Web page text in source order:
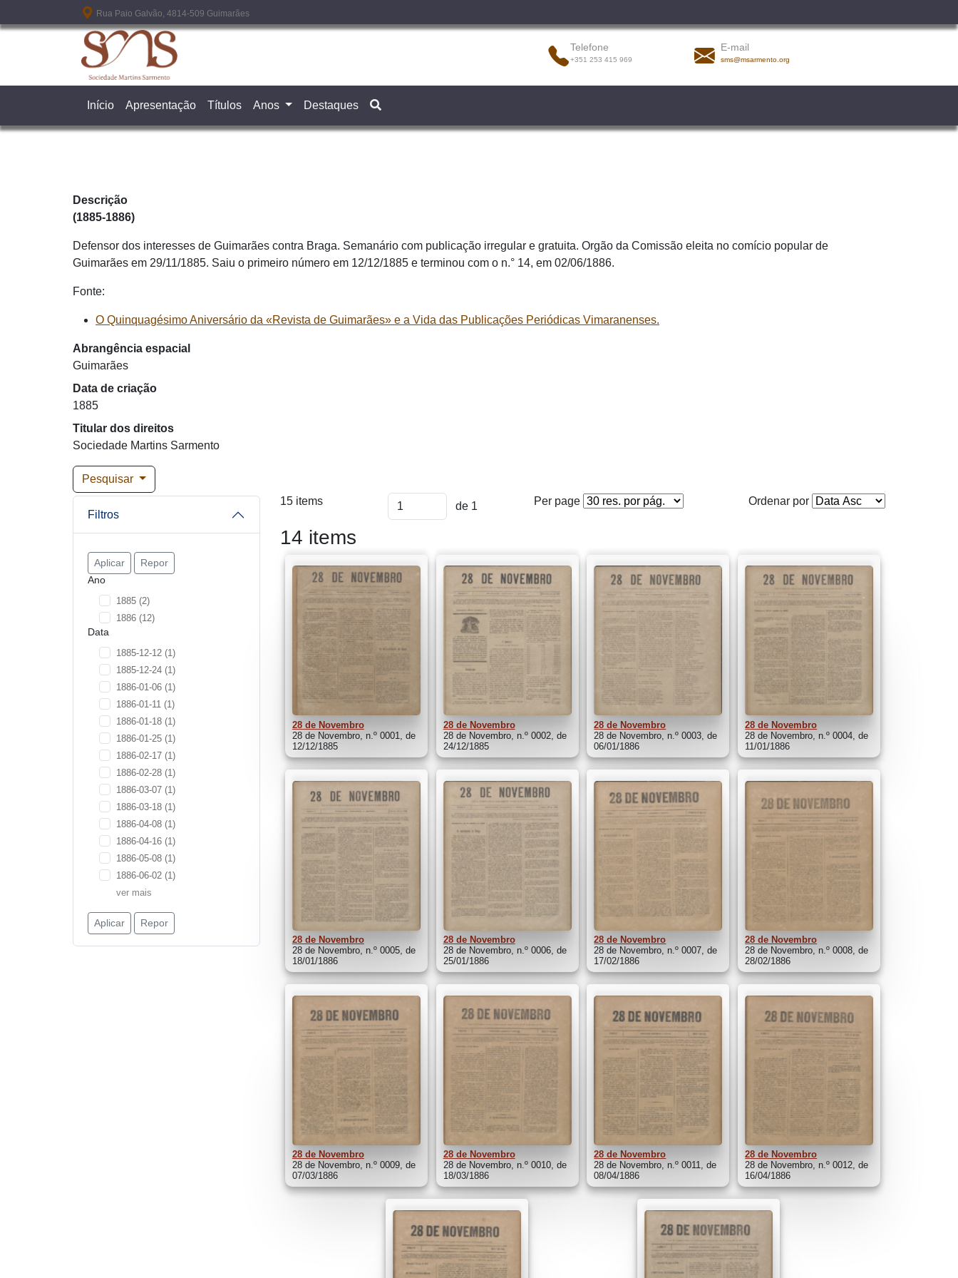
Passar para o conteúdo principalRua Paio Galvão, 4814-509 Guimarães
Telefone
+351 253 415 969
E-mail
sms@msarmento.org
Início Apresentação Títulos Anos Destaques
Descrição
(1885-1886)
Defensor dos interesses de Guimarães contra Braga. Semanário com publicação irregular e gratuita. Orgão da Comissão eleita no comício popular de
Guimarães em 29/11/1885. Saiu o primeiro número em 12/12/1885 e terminou com o n.° 14, em 02/06/1886.
Fonte:
O Quinquagésimo Aniversário da «Revista de Guimarães» e a Vida das Publicações Periódicas Vimaranenses.
Abrangência espacial
Guimarães
Data de criação
1885
Titular dos direitos
Sociedade Martins Sarmento
Pesquisar
Filtros
Aplicar
Repor
Ano
1885 (2)
1886 (12)
Data
1885-12-12 (1)
1885-12-24 (1)
1886-01-06 (1)
1886-01-11 (1)
1886-01-18 (1)
1886-01-25 (1)
1886-02-17 (1)
1886-02-28 (1)
1886-03-07 (1)
1886-03-18 (1)
1886-04-08 (1)
1886-04-16 (1)
1886-05-08 (1)
1886-06-02 (1)
ver mais
Aplicar Repor
15 items de 1 Per page Ordenar por
14 items
28 de Novembro
28 de Novembro, n.º 0001, de
12/12/1885
28 de Novembro
28 de Novembro, n.º 0002, de
24/12/1885
28 de Novembro
28 de Novembro, n.º 0003, de
06/01/1886
28 de Novembro
28 de Novembro, n.º 0004, de
11/01/1886
28 de Novembro
28 de Novembro, n.º 0005, de
18/01/1886
28 de Novembro
28 de Novembro, n.º 0006, de
25/01/1886
28 de Novembro
28 de Novembro, n.º 0007, de
17/02/1886
28 de Novembro
28 de Novembro, n.º 0008, de
28/02/1886
28 de Novembro
28 de Novembro, n.º 0009, de
07/03/1886
28 de Novembro
28 de Novembro, n.º 0010, de
18/03/1886
28 de Novembro
28 de Novembro, n.º 0011, de
08/04/1886
28 de Novembro
28 de Novembro, n.º 0012, de
16/04/1886